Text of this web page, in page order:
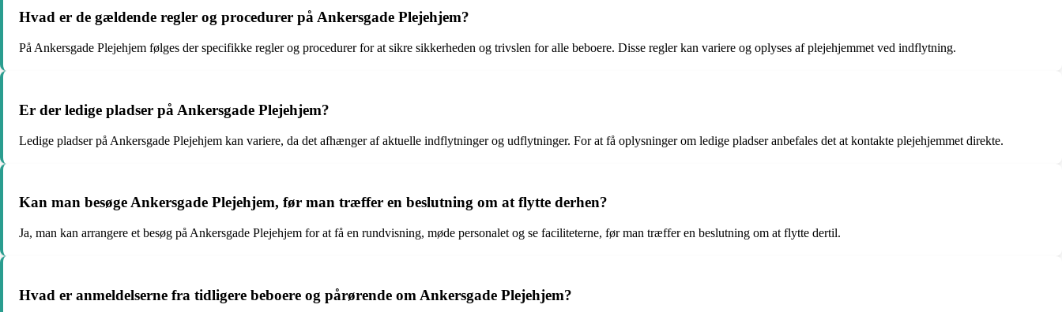
Hvad er de gældende regler og procedurer på Ankersgade Plejehjem?
På Ankersgade Plejehjem følges der specifikke regler og procedurer for at sikre sikkerheden og trivslen for alle beboere. Disse regler kan variere og oplyses af plejehjemmet ved indflytning.
Er der ledige pladser på Ankersgade Plejehjem?
Ledige pladser på Ankersgade Plejehjem kan variere, da det afhænger af aktuelle indflytninger og udflytninger. For at få oplysninger om ledige pladser anbefales det at kontakte plejehjemmet direkte.
Kan man besøge Ankersgade Plejehjem, før man træffer en beslutning om at flytte derhen?
Ja, man kan arrangere et besøg på Ankersgade Plejehjem for at få en rundvisning, møde personalet og se faciliteterne, før man træffer en beslutning om at flytte dertil.
Hvad er anmeldelserne fra tidligere beboere og pårørende om Ankersgade Plejehjem?